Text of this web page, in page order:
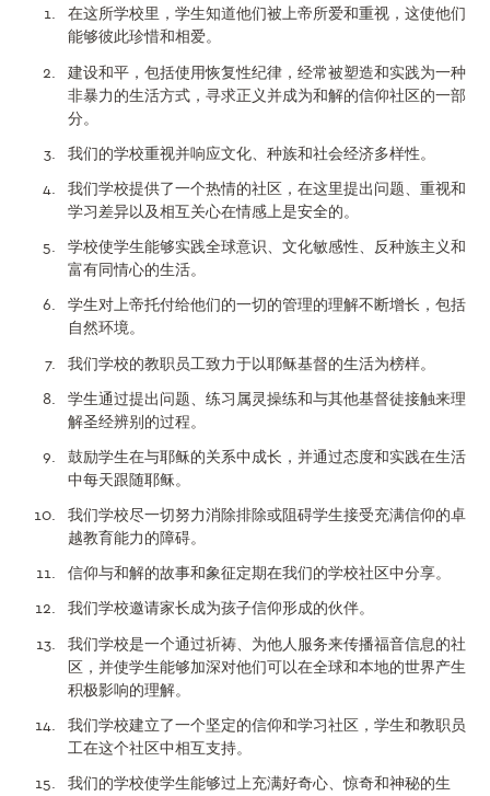
在这所学校里，学生知道他们被上帝所爱和重视，这使他们
能够彼此珍惜和相爱。
建设和平，包括使用恢复性纪律，经常被塑造和实践为一种
非暴力的生活方式，寻求正义并成为和解的信仰社区的一部
分。
我们的学校重视并响应文化、种族和社会经济多样性。
我们学校提供了一个热情的社区，在这里提出问题、重视和
学习差异以及相互关心在情感上是安全的。
学校使学生能够实践全球意识、文化敏感性、反种族主义和
富有同情心的生活。
学生对上帝托付给他们的一切的管理的理解不断增长，包括
自然环境。
我们学校的教职员工致力于以耶稣基督的生活为榜样。
学生通过提出问题、练习属灵操练和与其他基督徒接触来理
解圣经辨别的过程。
鼓励学生在与耶稣的关系中成长，并通过态度和实践在生活
中每天跟随耶稣。
我们学校尽一切努力消除排除或阻碍学生接受充满信仰的卓
越教育能力的障碍。
信仰与和解的故事和象征定期在我们的学校社区中分享。
我们学校邀请家长成为孩子信仰形成的伙伴。
我们学校是一个通过祈祷、为他人服务来传播福音信息的社
区，并使学生能够加深对他们可以在全球和本地的世界产生
积极影响的理解。
我们学校建立了一个坚定的信仰和学习社区，学生和教职员
工在这个社区中相互支持。
我们的学校使学生能够过上充满好奇心、惊奇和神秘的生